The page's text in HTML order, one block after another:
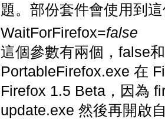
題。部份套件會使用到
WaitForFirefox=false
這個參數有兩個，false
PortableFirefox.exe 在
Firefox 1.5 Beta，因為
update.exe 然後再開啟